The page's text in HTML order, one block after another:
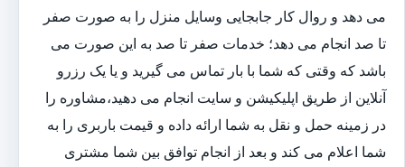
می دهد و روال کار جابجایی وسایل منزل را به صورت صفر
تا صد انجام می دهد؛ خدمات صفر تا صد به این صورت می
باشد که وقتی که شما با بار تماس می گیرید و یا یک رزرو
آنلاین از طریق اپلیکیشن و سایت انجام می دهید،مشاوره را
در زمینه حمل و نقل به شما ارائه داده و قیمت باربری را به
شما اعلام می کند و بعد از انجام توافق بین شما مشتری